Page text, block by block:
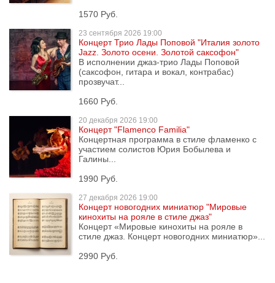
1570 Руб.
23 сентября 2026 19:00
Концерт Трио Лады Поповой "Италия золото
Jazz. Золото осени. Золотой саксофон"
В исполнении джаз-трио Лады Поповой
(саксофон, гитара и вокал, контрабас)
прозвучат...
1660 Руб.
20 декабря 2026 19:00
Концерт "Flamenco Familia"
Концертная программа в стиле фламенко с
участием солистов Юрия Бобылева и
Галины...
1990 Руб.
27 декабря 2026 19:00
Концерт новогодних миниатюр "Мировые
кинохиты на рояле в стиле джаз"
Концерт «Мировые кинохиты на рояле в
стиле джаз. Концерт новогодних миниатюр»...
2990 Руб.